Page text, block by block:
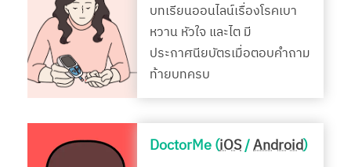
บทเรียนออนไลน์เรื่องโรคเบา
หวาน หัวใจ และไต มี
ประกาศนียบัตรเมื่อตอบคำถาม
ท้ายบทครบ
DoctorMe (iOS/Android)